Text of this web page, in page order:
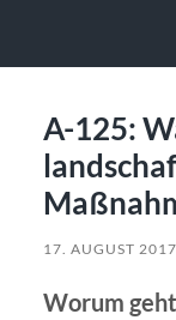
A-125:
17. AUGUST 2017
Worum